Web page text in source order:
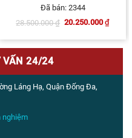
Đã bán: 2344
5trên 5 dựa
1
28.500.000₫ Giá
là:
28.500.000 ₫.
20.250.000₫
Giá
tại
là:
VẤN 24/24
Láng Hạ, Quận Đống Đa,
nghiệm